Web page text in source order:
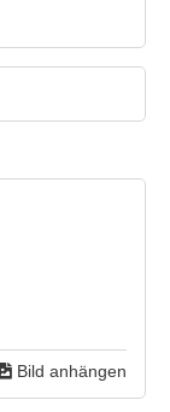
Bild anhängen